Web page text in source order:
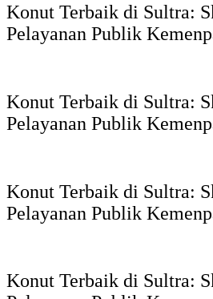
Konut Terbaik di Sultra:
Pelayanan Publik
Konut Terbaik di Sultra:
Pelayanan Publik
Konut Terbaik di Sultra:
Pelayanan Publik
Konut Terbaik di Sultra: